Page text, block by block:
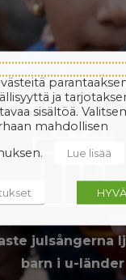
julsångerna
barn i u-länder
ja
sisältöä.
mahdollisen
Lue lisää